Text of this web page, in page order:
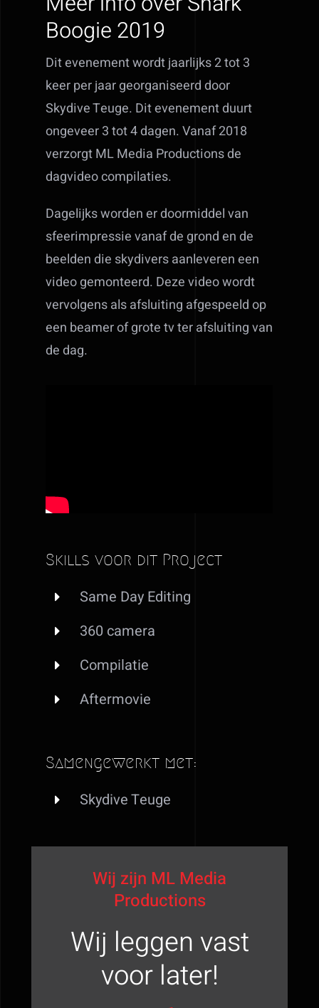
Boogie 2019
Dit evenement wordt jaarlijks 2 tot 3
keer per jaar georganiseerd door
Skydive Teuge. Dit evenement duurt
ongeveer 3 tot 4 dagen. Vanaf 2018
verzorgt ML Media Productions de
dagvideo compilaties.
Dagelijks worden er doormiddel van
sfeerimpressie vanaf de grond en de
beelden die skydivers aanleveren een
video gemonteerd. Deze video wordt
vervolgens als afsluiting afgespeeld op
een beamer of grote tv ter afsluiting van
de dag.
Skills voor dit Project
Same Day Editing
360 camera
Compilatie
Aftermovie
Samengewerkt met:
Skydive Teuge
Wij zijn ML Media
Productions
Wij leggen vast
voor later!